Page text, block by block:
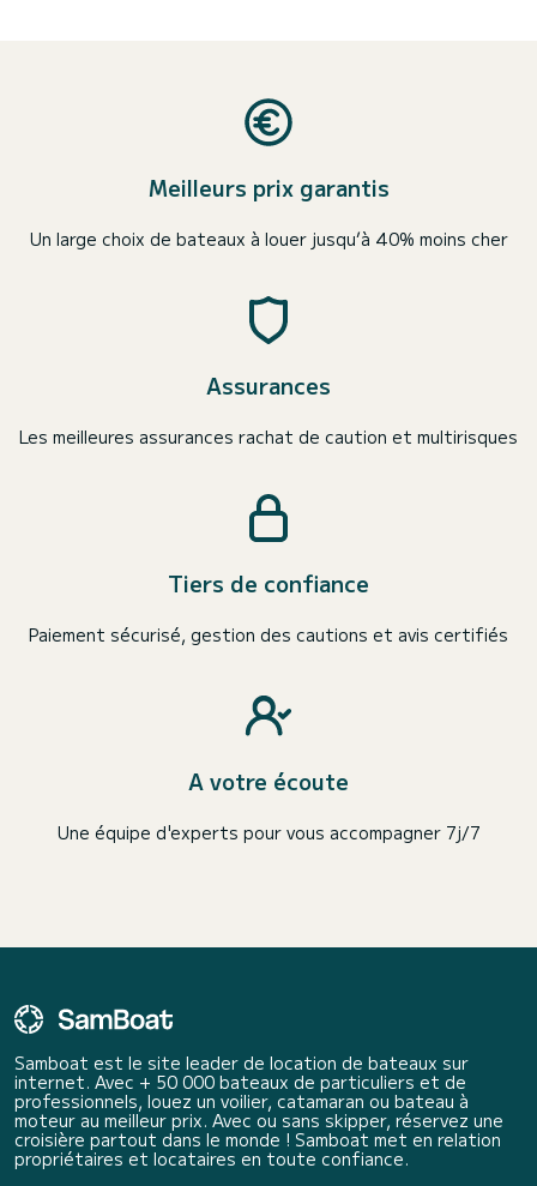
Meilleurs prix garantis
Un large choix de bateaux à louer jusqu’à 40% moins cher
Assurances
Les meilleures assurances rachat de caution et multirisques
Tiers de confiance
Paiement sécurisé, gestion des cautions et avis certifiés
A votre écoute
Une équipe d'experts pour vous accompagner 7j/7
Samboat est le site leader de location de bateaux sur
internet. Avec + 50 000 bateaux de particuliers et de
professionnels, louez un voilier, catamaran ou bateau à
moteur au meilleur prix. Avec ou sans skipper, réservez une
croisière partout dans le monde ! Samboat met en relation
propriétaires et locataires en toute confiance.